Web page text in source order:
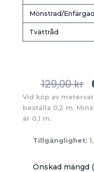
Mönstrad/Enfärgad
Tvättråd
129,00kr
Vid köp av
beställa 0,2 m.
är 0,1 m.
Tillgänglighet:
Önskad mängd